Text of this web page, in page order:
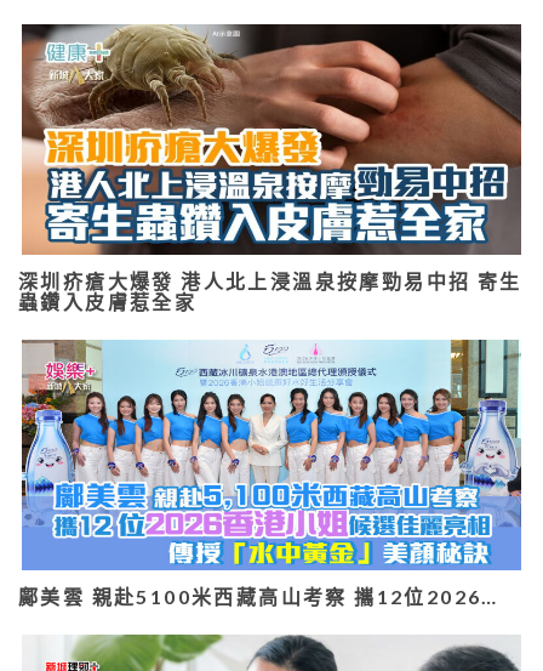
深圳疥瘡大爆發 港人北上浸溫泉按摩勁易中招 寄生
蟲鑽入皮膚惹全家
鄺美雲 親赴5100米西藏高山考察 攜12位2026…